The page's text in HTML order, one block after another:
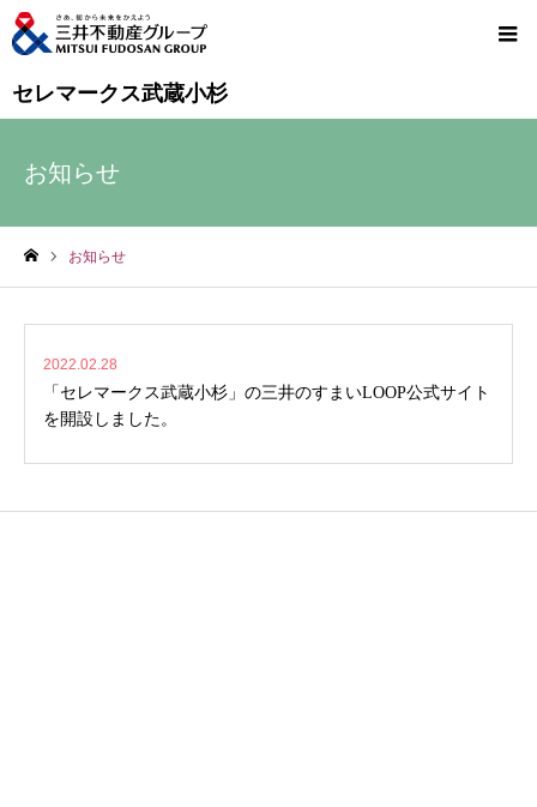
セレマークス武蔵小杉
お知らせ
お知らせ
2022.02.28
「セレマークス武蔵小杉」の三井のすまいLOOP公式サイト
を開設しました。